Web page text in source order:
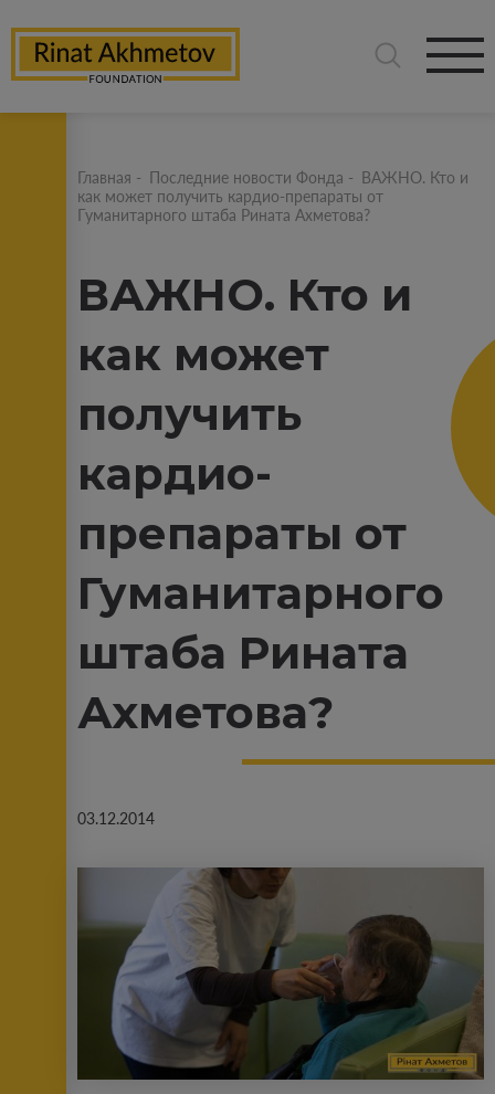
Главная - Последние новости Фонда - ВАЖНО. Кто и
как может получить кардио-препараты от
Гуманитарного штаба Рината Ахметова?
ВАЖНО. Кто и
как может
получить
кардио-
препараты от
Гуманитарного
штаба Рината
Ахметова?
03.12.2014